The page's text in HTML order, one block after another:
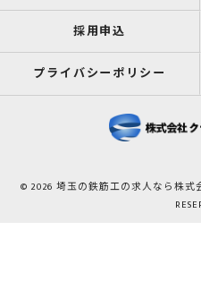
採用申込
プライバシーポリシー
© 2026 埼玉の鉄筋工の求人なら株式